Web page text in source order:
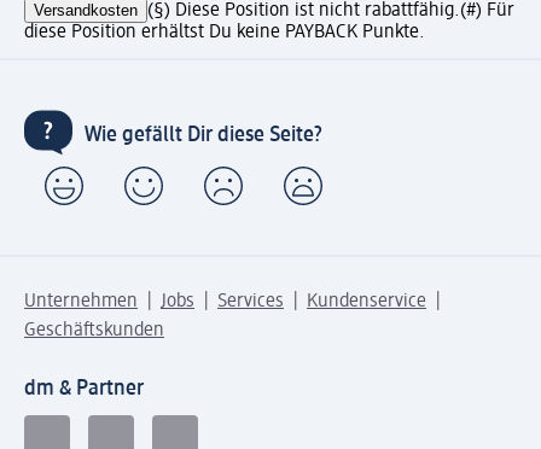
Versandkosten (§) Diese Position ist nicht rabattfähig.(#) Für
diese Position erhältst Du keine PAYBACK Punkte.
Wie gefällt Dir diese Seite?
Unternehmen Jobs Services
Kundenservice
Geschäftskunden
dm & Partner